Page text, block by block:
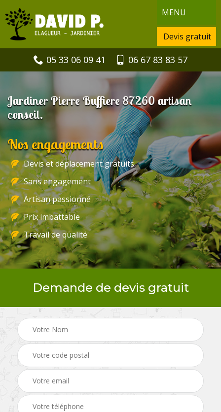
MENU
Devis gratuit
05 33 06 09 41 06 67 83 83 57
Jardiner Pierre Buffiere 87260 artisan
conseil.
Nos engagements
Devis et déplacement gratuits
Sans engagement
Artisan passionné
Prix imbattable
Travail de qualité
Demande de devis gratuit